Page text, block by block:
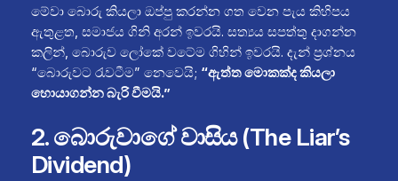
මේවා බොරු කියලා ඔප්පු කරන්න ගත වෙන පැය කිහිපය
ඇතුළත, සමාජය ගිනි අරන් ඉවරයි. සත්‍යය සපත්තු දාගන්න
කලින්, බොරුව ලෝකේ වටේම ගිහින් ඉවරයි. දැන් ප්‍රශ්නය
“බොරුවට රැවටීම” නෙවෙයි; “ඇත්ත මොකක්ද කියලා
හොයාගන්න බැරි වීමයි.”
2. බොරුවාගේ වාසිය (The Liar’s
Dividend)